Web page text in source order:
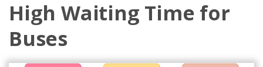
High Waiting Time for
Buses